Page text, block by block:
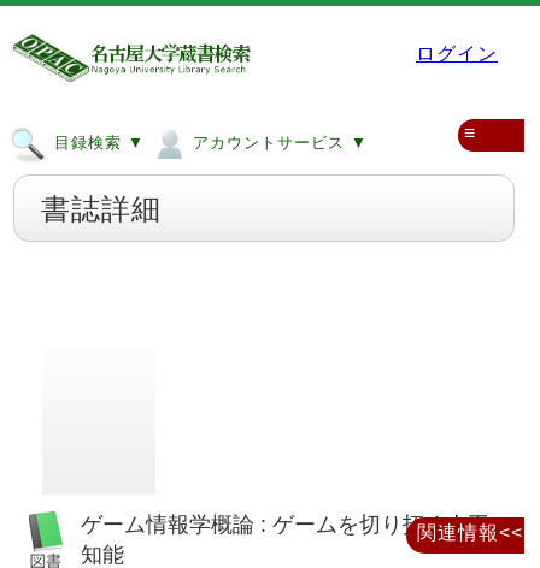
ログイン
目録検索 ▼ アカウントサービス ▼ ≡
書誌詳細
ゲーム情報学概論 : ゲームを切り拓く人工
知能
関連情報<<